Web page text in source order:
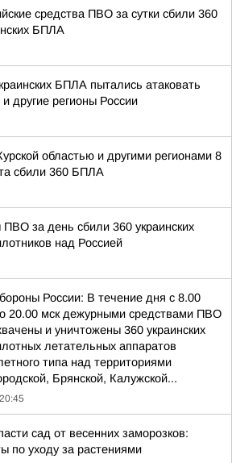
средства ПВО за сутки сбили 360
БПЛА
БПЛА пытались атаковать
другие регионы России
областью и другими регионами 8
сбили 360 БПЛА
за день сбили 360 украинских
над Россией
России: В течение дня с 8.00
20.00 мск дежурными средствами ПВО
и уничтожены 360 украинских
летательных аппаратов
типа над территориями
Брянской, Калужской...
20:45
сад от весенних заморозков:
по уходу за растениями